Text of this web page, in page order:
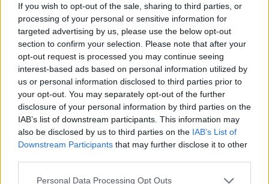
If you wish to opt-out of the sale, sharing to third parties, or
processing of your personal or sensitive information for
targeted advertising by us, please use the below opt-out
section to confirm your selection. Please note that after your
opt-out request is processed you may continue seeing
interest-based ads based on personal information utilized by
us or personal information disclosed to third parties prior to
your opt-out. You may separately opt-out of the further
disclosure of your personal information by third parties on the
IAB’s list of downstream participants. This information may
also be disclosed by us to third parties on the IAB’s List of
Downstream Participants that may further disclose it to other
Personal Data Processing Opt Outs
nella parte centrale svasata delle maglie del bracciale
e come elemento stilizzato della forte lunetta. La
robusta cassa in oro di medie dimensioni può avere
dettagli abbastanza nitidi da competere con l’alta
gioielleria, ma rimane comunque un cronografo
sportivo estremamente capace. Con un set
complementare di cinturini in pelle e caucciù per i
giorni più casual, è animato dal calibro a carica
automatica ref. 5200 certificato Poinçon de Genève,
con 52 ore di riserva di marcia. 72.300 euro